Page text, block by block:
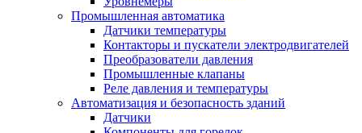
Промышленная автоматика
Датчики температуры
Контакторы и пускатели электродвигателей
Преобразователи давления
Промышленные клапаны
Реле давления и температуры
Автоматизация и безопасность зданий
Датчики